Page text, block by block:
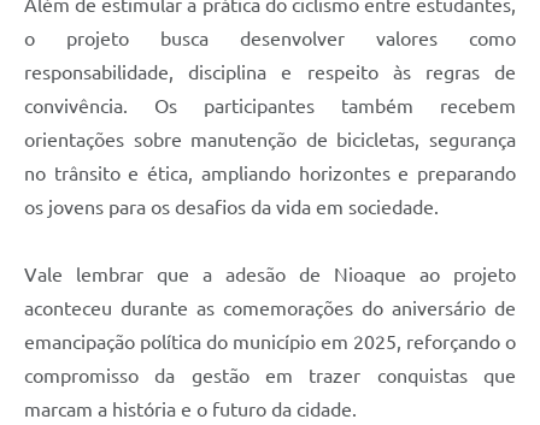
o projeto busca desenvolver valores como
responsabilidade, disciplina e respeito às regras de
convivência. Os participantes também recebem
orientações sobre manutenção de bicicletas, segurança
no trânsito e ética, ampliando horizontes e preparando
os jovens para os desafios da vida em sociedade.
Vale lembrar que a adesão de Nioaque ao projeto
aconteceu durante as comemorações do aniversário de
emancipação política do município em 2025, reforçando o
compromisso da gestão em trazer conquistas que
marcam a história e o futuro da cidade.